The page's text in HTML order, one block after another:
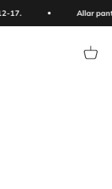
17. Allar
Cart